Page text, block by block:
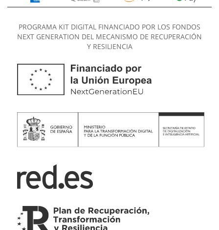
PROGRAMA KIT DIGITAL FINANCIADO POR LOS FONDOS
NEXT GENERATION DEL MECANISMO DE RECUPERACIÓN
Y RESILIENCIA